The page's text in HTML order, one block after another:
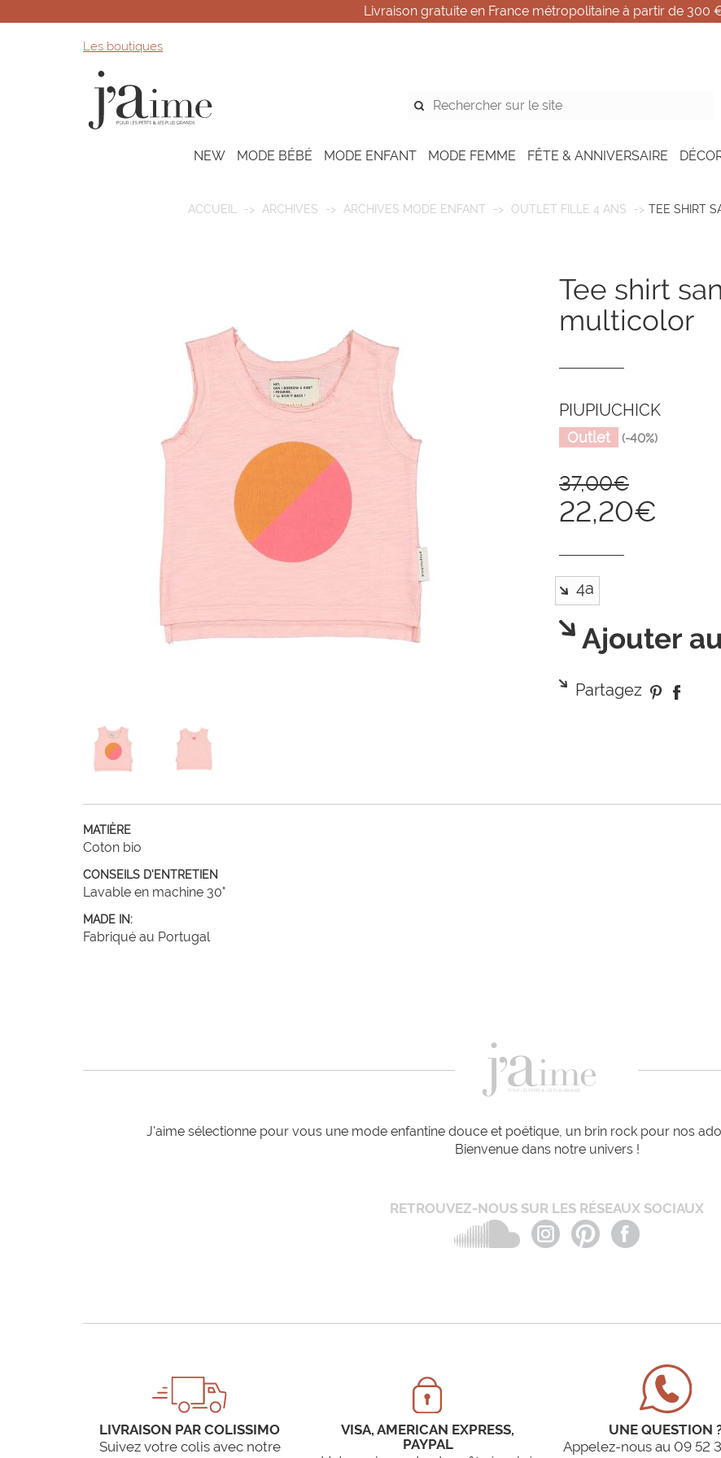
Livraison gratuite en France métropolitaine à partir de 300
Les boutiques
NEW MODE BÉBÉ MODE ENFANT MODE FEMME FÊTE & ANNIVERSAIRE
ACCUEIL ARCHIVES ARCHIVES MODE ENFANT OUTLET FILLE 4 ANS TEE SHIRT
tee shirt sans manches pink
multicolor
PIUPIUCHICK
Outlet (-40%)
37,00€
22,20€
Ajouter
Partagez
MATIÈRE
Coton bio
CONSEILS D'ENTRETIEN
Lavable en machine 30°
MADE IN:
Fabriqué au Portugal
J'aime sélectionne pour vous une mode enfantine douce et poétique, un brin rock pour nos
Bienvenue dans notre univers !
RETROUVEZ-NOUS SUR LES RÉSEAUX SOCIAUX
LIVRAISON PAR COLISSIMO
Suivez votre colis avec notre
VISA, AMERICAN EXPRESS,
PAYPAL
UNE QUESTION
Appelez-nous au 09 52